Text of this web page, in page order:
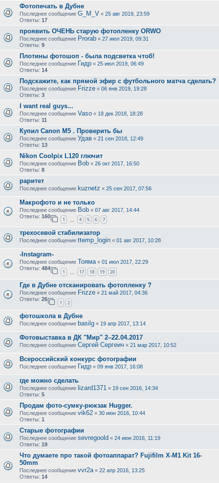
Фотопечать в Дубне
Последнее сообщение G_M_V « 25 авг 2019, 23:59
Ответы: 17
проявить ОЧЕНЬ старую фотопленку ORWO
Последнее сообщение Prorab « 27 июл 2019, 09:31
Ответы: 9
Плотины фотошоп - была подсветка чтоб!
Последнее сообщение Гидр « 25 июл 2019, 06:49
Ответы: 14
Подскажите, как прямой эфир с футбольного матча сделать?
Последнее сообщение Frizze « 06 янв 2019, 19:28
Ответы: 3
I want real guys...
Последнее сообщение Vaso « 18 дек 2018, 18:28
Ответы: 11
Купил Canon M5 . Проверить бы
Последнее сообщение Удав « 21 сен 2018, 12:49
Ответы: 13
Nikon Coolpix L120 глючит
Последнее сообщение Bob « 26 окт 2017, 16:50
Ответы: 8
раритет
Последнее сообщение kuznetz « 25 сен 2017, 07:56
Макрофото и не только
Последнее сообщение Bob « 07 авг 2017, 14:44
Ответы: 160
1 4 5 6 7
трехосевой стабилизатор
Последнее сообщение ttemp_login « 01 авг 2017, 10:28
-Instagram-
Последнее сообщение Toяма« 01 июл 2017, 22:29
Ответы: 484
1 17 18 19 20
Где в Дубне отсканировать фотопленку ?
Последнее сообщение Frizze « 21 май 2017, 04:36
Ответы: 26
1 2
фотошкола в Дубне
Последнее сообщение basilg « 19 апр 2017, 13:14
Фотовыставка в ДК "Мир" 2‒22.04.2017
Последнее сообщение Сергей Сергеич « 21 мар 2017, 10:52
Всероссийский конкурс фотографии
Последнее сообщение Гидр « 09 янв 2017, 16:08
где можно сделать
Последнее сообщение lizard1371 « 19 сен 2016, 14:34
Ответы: 5
Продам фото-сумку-рюкзак Hugger.
Последнее сообщение vik62 « 30 июн 2016, 10:44
Ответы: 1
Старые фотографии
Последнее сообщение sevregoold « 24 июн 2016, 11:19
Ответы: 19
Что думаете про такой фотоаппарат? Fujifilm X-M1 Kit 16-
50mm
Последнее сообщение vvr2a « 22 апр 2016, 13:25
Ответы: 14